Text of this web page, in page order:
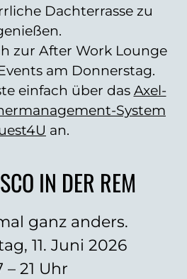
Dachterrasse zu
zur After Work Lounge
am Donnerstag.
einfach über das Axel-
System
an.
IN DER REM
ganz anders.
11. Juni 2026
– 21 Uhr